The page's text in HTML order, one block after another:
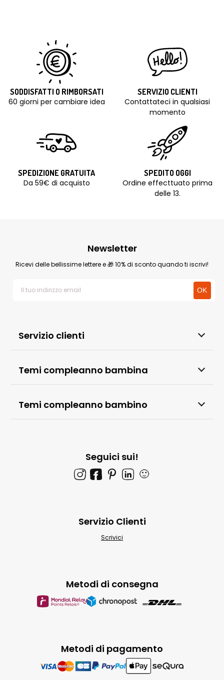
SODDISFATTI O RIMBORSATI
60 giorni per cambiare idea
SERVIZIO CLIENTI
Contattateci in qualsiasi
momento
SPEDIZIONE GRATUITA
Da 59€ di acquisto
SPEDITO OGGI
Ordine effecttuato prima
delle 13.
Servizio clienti
Temi compleanno bambina
Temi compleanno bambino
Newsletter
Ricevi delle bellissime lettere e 🎁 10% di sconto quando ti iscrivi!
Seguici sui!
🙂
Metodi di pagamento
Metodi di consegna
Servizio Clienti
Scrivici